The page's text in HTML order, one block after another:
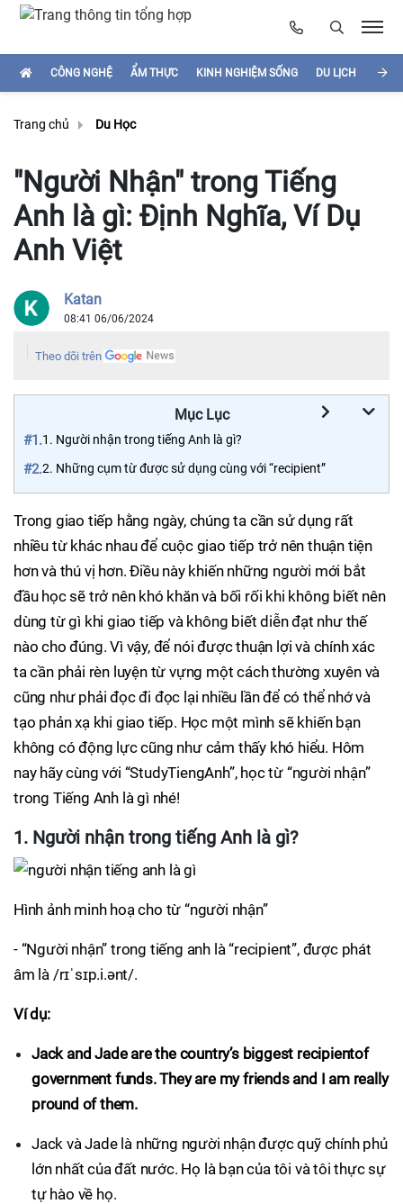
CÔNG NGHỆ ẨM THỰC KINH NGHIỆM SỐNG DU LỊCH
Trang chủ Du Học
"Người Nhận" trong Tiếng
Anh là gì: Định Nghĩa, Ví Dụ
Anh Việt
Katan
08:41 06/06/2024
Theo dõi trên
Mục Lục
#1.1. Người nhận trong tiếng Anh là gì?
#2.2. Những cụm từ được sử dụng cùng với “recipient”
Trong giao tiếp hằng ngày, chúng ta cần sử dụng rất
nhiều từ khác nhau để cuộc giao tiếp trở nên thuận tiện
hơn và thú vị hơn. Điều này khiến những người mới bắt
đầu học sẽ trở nên khó khăn và bối rối khi không biết nên
dùng từ gì khi giao tiếp và không biết diễn đạt như thế
nào cho đúng. Vì vậy, để nói được thuận lợi và chính xác
ta cần phải rèn luyện từ vựng một cách thường xuyên và
cũng như phải đọc đi đọc lại nhiều lần để có thể nhớ và
tạo phản xạ khi giao tiếp. Học một mình sẽ khiến bạn
không có động lực cũng như cảm thấy khó hiểu. Hôm
nay hãy cùng với “StudyTiengAnh”, học từ “người nhận”
trong Tiếng Anh là gì nhé!
1. Người nhận trong tiếng Anh là gì?
Hình ảnh minh hoạ cho từ “người nhận”
- “Người nhận” trong tiếng anh là “recipient”, được phát
âm là /rɪˈsɪp.i.ənt/.
Ví dụ:
Jack and Jade are the country’s biggest recipientof
government funds. They are my friends and I am really
pround of them.
Jack và Jade là những người nhận được quỹ chính phủ
lớn nhất của đất nước. Họ là bạn của tôi và tôi thực sự
tự hào về họ.